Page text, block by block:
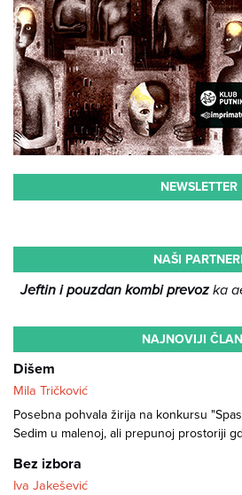
NEWSLETTER
NAŠI PARTNERI
Jeftin i pouzdan kombi prevozka
NAJNOVIJI
Dišem
Mila Tričković
Posebna pohvala žirija na konkursu
Sedim u malenoj, ali prepunoj prostoriji
Bez izbora
Iva Jakešević